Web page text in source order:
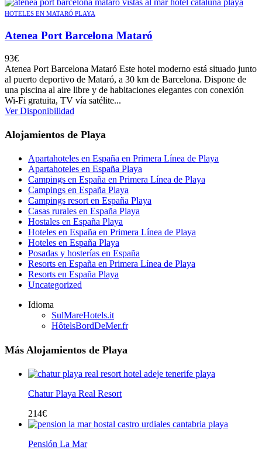
HOTELES EN MATARÓ PLAYA
Atenea Port Barcelona Mataró
93€
Atenea Port Barcelona Mataró Este hotel moderno está situado junto
al puerto deportivo de Mataró, a 30 km de Barcelona. Dispone de
una piscina al aire libre y de habitaciones elegantes con conexión
Wi-Fi gratuita, TV vía satélite...
Ver Disponibilidad
Alojamientos de Playa
Apartahoteles en España en Primera Línea de Playa
Apartahoteles en España Playa
Campings en España en Primera Línea de Playa
Campings en España Playa
Campings resort en España Playa
Casas rurales en España Playa
Hostales en España Playa
Hoteles en España en Primera Línea de Playa
Hoteles en España Playa
Posadas y hosterías en España
Resorts en España en Primera Línea de Playa
Resorts en España Playa
Uncategorized
Idioma
SulMareHotels.it
HôtelsBordDeMer.fr
Más Alojamientos de Playa
Chatur Playa Real Resort
214€
Pensión La Mar